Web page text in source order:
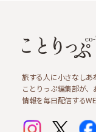
旅する人に小さなしあ
ことりっぷ編集部が
情報を毎日配信する